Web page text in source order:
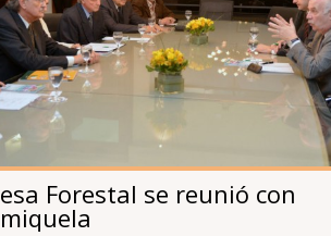
Forestal se reunió con